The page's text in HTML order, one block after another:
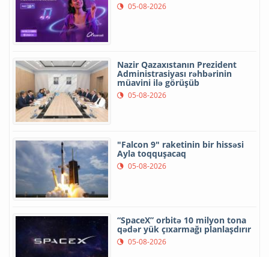
05-08-2026
Nazir Qazaxıstanın Prezident
Administrasiyası rəhbərinin
müavini ilə görüşüb
05-08-2026
"Falcon 9" raketinin bir hissəsi
Ayla toqquşacaq
05-08-2026
“SpaceX” orbitə 10 milyon tona
qədər yük çıxarmağı planlaşdırır
05-08-2026